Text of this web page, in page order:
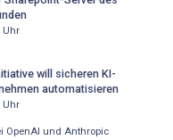
Uhr
will sicheren KI-
automatisieren
Uhr
OpenAI und Anthropic